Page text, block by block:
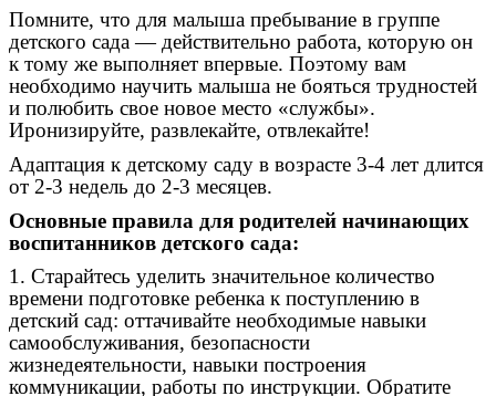
Помните, что для малыша пребывание в группе
детского сада — действительно работа, которую он
к тому же выполняет впервые. Поэтому вам
необходимо научить малыша не бояться трудностей
и полюбить свое новое место «службы».
Иронизируйте, развлекайте, отвлекайте!
Адаптация к детскому саду в возрасте 3-4 лет длится
от 2-3 недель до 2-3 месяцев.
Основные правила для родителей начинающих
воспитанников детского сада:
1. Старайтесь уделить значительное количество
времени подготовке ребенка к поступлению в
детский сад: оттачивайте необходимые навыки
самообслуживания, безопасности
жизнедеятельности, навыки построения
коммуникации, работы по инструкции. Обратите